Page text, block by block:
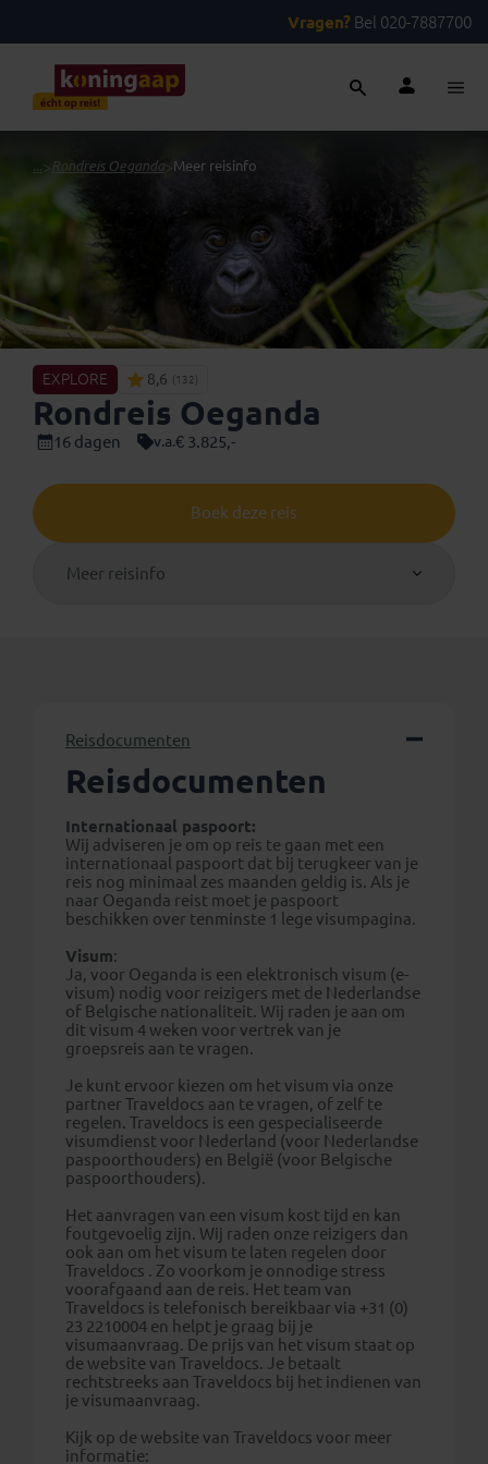
Vragen? Bel 020-7887700
...> Rondreis Oeganda>Meer reisinfo
EXPLORE 8,6 (132)
Rondreis Oeganda
16 dagen v.a.€ 3.825,-
Boek deze reis
Meer reisinfo
Reisdocumenten
Reisdocumenten
Internationaal paspoort:
Wij adviseren je om op reis te gaan met een
internationaal paspoort dat bij terugkeer van je
reis nog minimaal zes maanden geldig is. Als je
naar Oeganda reist moet je paspoort
beschikken over tenminste 1 lege visumpagina.
Visum:
Ja, voor Oeganda is een elektronisch visum (e-
visum) nodig voor reizigers met de Nederlandse
of Belgische nationaliteit. Wij raden je aan om
dit visum 4 weken voor vertrek van je
groepsreis aan te vragen.
Je kunt ervoor kiezen om het visum via onze
partner Traveldocs aan te vragen, of zelf te
regelen. Traveldocs is een gespecialiseerde
visumdienst voor Nederland (voor Nederlandse
paspoorthouders) en België (voor Belgische
paspoorthouders).
Het aanvragen van een visum kost tijd en kan
foutgevoelig zijn. Wij raden onze reizigers dan
ook aan om het visum te laten regelen door
Traveldocs . Zo voorkom je onnodige stress
voorafgaand aan de reis. Het team van
Traveldocs is telefonisch bereikbaar via +31 (0)
23 2210004 en helpt je graag bij je
visumaanvraag. De prijs van het visum staat op
de website van Traveldocs. Je betaalt
rechtstreeks aan Traveldocs bij het indienen van
je visumaanvraag.
Kijk op de website van Traveldocs voor meer
informatie: